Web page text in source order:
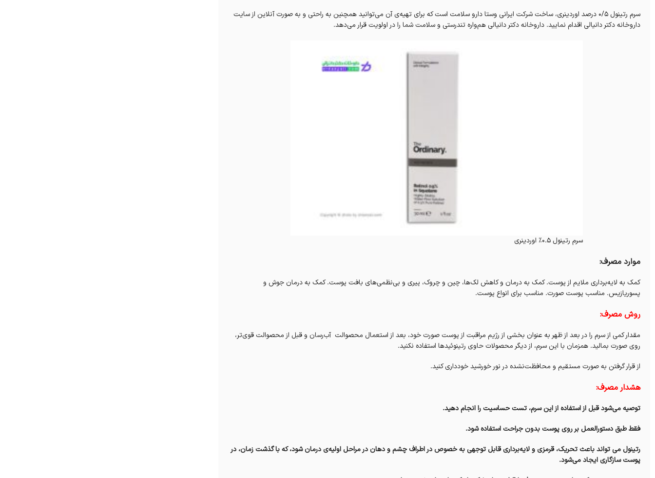
سرم رتینول ۰/۵ درصد اوردینری، ساخت شرکت ایرانی وستا دارو سلامت است که برای تهیه‌ی آن می‌توانید همچنین به راحتی و به صورت آنلاین از سایت
داروخانه‌ دکتر دانیالی اقدام نمایید. داروخانه‌ دکتر دانیالی هم‌واره تندرستی و سلامت شما را در اولویت قرار می‌دهد.
سرم رتینول 0.5% اوردینری
موارد مصرف:
کمک به لایه‌برداری ملایم از پوست. کمک به درمان و کاهش لک‌ها، چین و چروک، پیری و بی‌نظمی‌های بافت پوست. کمک به درمان جوش و
پسوریازیس. مناسب پوست صورت. مناسب برای انواع پوست.
روش مصرف:
مقدار کمی از سرم را در بعد از ظهر به عنوان بخشی از رژیم مراقبت از پوست صورت خود، بعد از استعمال محصوالت آب‌رسان و قبل از محصوالت قوی‌تر،
روی صورت بمالید. همزمان با این سرم، از دیگر محصولات حاوی رتینوئیدها استفاده نکنید.
از قرار گرفتن به صورت مستقیم و محافظت‌نشده در نور خورشید خودداری کنید.
هشدار مصرف:
توصیه می‌شود قبل از استفاده از این سرم، تست حساسیت را انجام دهید.
فقط طبق دستورالعمل بر روی پوست بدون جراحت استفاده شود.
رتینول می تواند باعث تحریک، قرمزی و لایه‌برداری قابل توجهی به خصوص در اطراف چشم و دهان در مراحل اولیه‌ی درمان شود، که با گذشت زمان، در
پوست سازگاری ایجاد می‌شود.